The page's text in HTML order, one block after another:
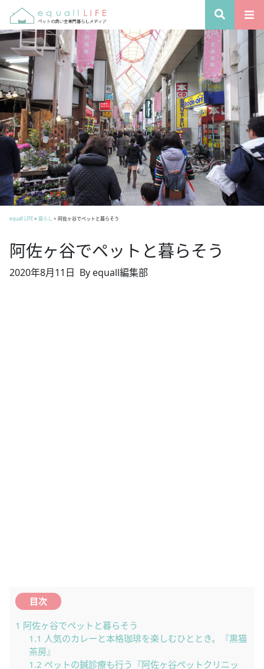
equall LIFE> 暮らし > 阿佐ヶ谷でペットと暮らそう
阿佐ヶ谷でペットと暮らそう
2020年8月11日 By equall編集部
目次
1 阿佐ヶ谷でペットと暮らそう
1.1 人気のカレーと本格珈琲を楽しむひととき。『黒猫
茶房』
1.2 ペットの鍼診療も行う『阿佐ヶ谷ペットクリニッ